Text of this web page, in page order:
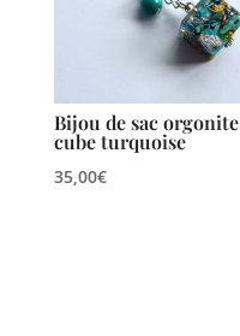
Bijou de sac orgonite
cube turquoise
35,00€